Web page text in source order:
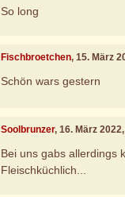
So long
Fischbroetchen, 15. März
Schön wars gestern
Soolbrunzer, 16. März
Bei uns gabs allerdings
Fleischküchlich...